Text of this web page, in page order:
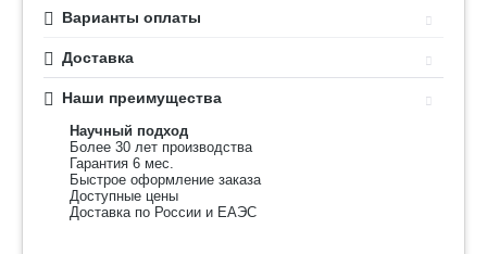
Варианты оплаты
Доставка
Наши преимущества
Научный подход
Более 30 лет производства
Гарантия 6 мес.
Быстрое оформление заказа
Доступные цены
Доставка по России и ЕАЭС